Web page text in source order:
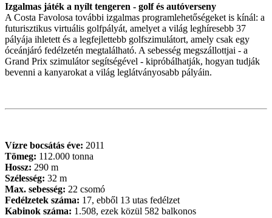
Izgalmas játék a nyílt tengeren - golf és autóverseny
A Costa Favolosa további izgalmas programlehetőségeket is kínál: a
futurisztikus virtuális golfpályát, amelyet a világ leghíresebb 37
pályája ihletett és a legfejlettebb golfszimulátort, amely csak egy
óceánjáró fedélzetén megtalálható. A sebesség megszállottjai - a
Grand Prix szimulátor segítségével - kipróbálhatják, hogyan tudják
bevenni a kanyarokat a világ leglátványosabb pályáin.
Vízre bocsátás éve: 2011
Tömeg: 112.000 tonna
Hossz: 290 m
Szélesség: 32 m
Max. sebesség: 22 csomó
Fedélzetek száma: 17, ebből 13 utas fedélzet
Kabinok száma: 1.508, ezek közül 582 balkonos